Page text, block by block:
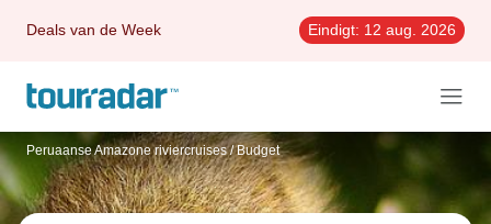
Deals van de Week Eindigt: 12 aug. 2026
Peruaanse Amazone riviercruises / Budget